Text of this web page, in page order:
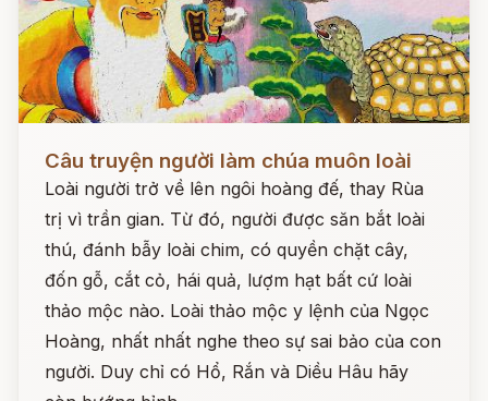
Câu truyện người làm chúa muôn loài
Loài người trở về lên ngôi hoàng đế, thay Rùa
trị vì trần gian. Từ đó, người được săn bắt loài
thú, đánh bẫy loài chim, có quyền chặt cây,
đốn gỗ, cắt cỏ, hái quả, lượm hạt bất cứ loài
thảo mộc nào. Loài thảo mộc y lệnh của Ngọc
Hoàng, nhất nhất nghe theo sự sai bảo của con
người. Duy chỉ có Hổ, Rắn và Diều Hâu hãy